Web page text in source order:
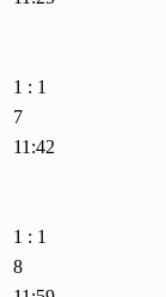
1 : 1
7
11:42
1 : 1
8